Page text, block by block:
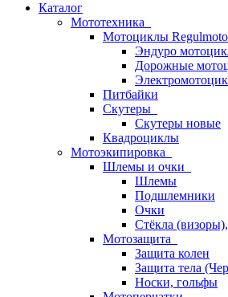
Каталог
Мототехника
Мотоциклы Regulmoto
Эндуро
Дорожные
Питбайки
Скутеры
Скутеры новые
Квадроциклы
Мотоэкипировка
Шлемы и очки
Шлемы
Подшлемники
Очки
Стёкла
Мотозащита
Защита колен
Защита тела
Носки, гольфы